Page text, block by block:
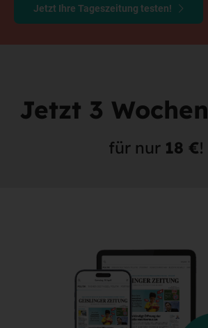
Jetzt Ihre Tageszeitung testen!
Jetzt 3 Wochen
für nur 18 €!